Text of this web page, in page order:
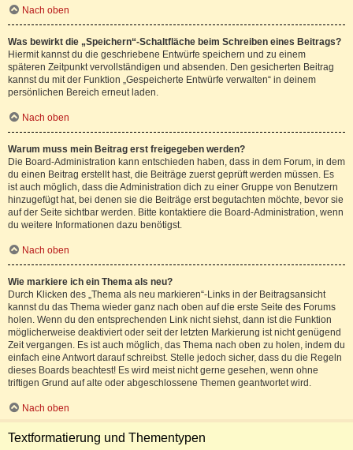
Nach oben
Was bewirkt die „Speichern“-Schaltfläche beim Schreiben eines Beitrags?
Hiermit kannst du die geschriebene Entwürfe speichern und zu einem
späteren Zeitpunkt vervollständigen und absenden. Den gesicherten Beitrag
kannst du mit der Funktion „Gespeicherte Entwürfe verwalten“ in deinem
persönlichen Bereich erneut laden.
Nach oben
Warum muss mein Beitrag erst freigegeben werden?
Die Board-Administration kann entschieden haben, dass in dem Forum, in dem
du einen Beitrag erstellt hast, die Beiträge zuerst geprüft werden müssen. Es
ist auch möglich, dass die Administration dich zu einer Gruppe von Benutzern
hinzugefügt hat, bei denen sie die Beiträge erst begutachten möchte, bevor sie
auf der Seite sichtbar werden. Bitte kontaktiere die Board-Administration, wenn
du weitere Informationen dazu benötigst.
Nach oben
Wie markiere ich ein Thema als neu?
Durch Klicken des „Thema als neu markieren“-Links in der Beitragsansicht
kannst du das Thema wieder ganz nach oben auf die erste Seite des Forums
holen. Wenn du den entsprechenden Link nicht siehst, dann ist die Funktion
möglicherweise deaktiviert oder seit der letzten Markierung ist nicht genügend
Zeit vergangen. Es ist auch möglich, das Thema nach oben zu holen, indem du
einfach eine Antwort darauf schreibst. Stelle jedoch sicher, dass du die Regeln
dieses Boards beachtest! Es wird meist nicht gerne gesehen, wenn ohne
triftigen Grund auf alte oder abgeschlossene Themen geantwortet wird.
Nach oben
Textformatierung und Thementypen